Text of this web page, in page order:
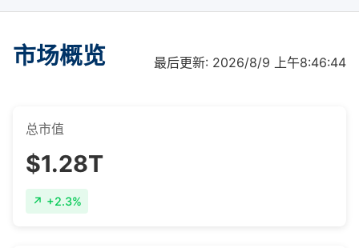
市场概览 最后更新: 2026/8/9 上午8:46:44
总市值
$1.28T
+2.3%